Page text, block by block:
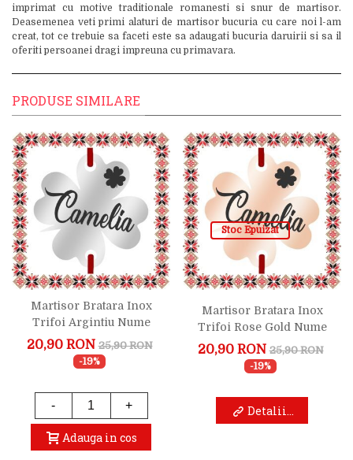
imprimat cu motive traditionale romanesti si snur de martisor.
Deasemenea veti primi alaturi de martisor bucuria cu care noi l-am
creat, tot ce trebuie sa faceti este sa adaugati bucuria daruirii si sa il
oferiti persoanei dragi impreuna cu primavara.
PRODUSE SIMILARE
Martisor Bratara Inox
Trifoi Argintiu Nume
Camelia
20,90 RON 25,90 RON
-19%
- +
Adauga in cos
Stoc Epuizat
Martisor Bratara Inox
Trifoi Rose Gold Nume
Camelia
20,90 RON 25,90 RON
-19%
Detalii...